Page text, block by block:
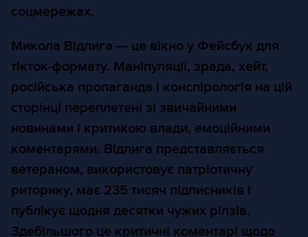
соцмережах.
Микола Відлига — це вікно у Фейсбук для
тікток-формату. Маніпуляції, зрада, хейт,
російська пропаганда і конспірологія на цій
сторінці переплетені зі звичайними
новинами і критикою влади, емоційними
коментарями. Відлига представляється
ветераном, використовує патріотичну
риторику, має 235 тисяч підписників і
публікує щодня десятки чужих рілзів.
Здебільшого це критичні коментарі щодо